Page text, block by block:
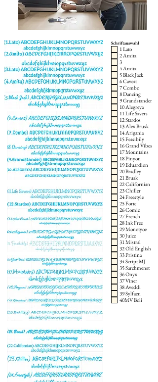
Schriftauswahl
1 Lato
2 Amita
3
4 Amita
5 Black Jack
6 Caveat
7 Combo
8 Dancing
9 Grandstander
10 Alegreya
11 Life Savers
12 Stardos
13 Alex Brusk
14 Arigania
15 Feasibily
16 Grand Vibes
17 Mountains
18 Pinyon
19 Eduardion
20 Bradley
21 Brusk
22 Californian
23 Chiller
24 Freestyle
25 Forte
26 Comic
27 French
28 Ink Free
29 Monotyoe
30 Juice
31 Mistral
32 Old English
33 Pristina
34 Script MJ
35 Sarchmenst
36 Onyx
37 Viner
38 Aveddi
39 Sylfaen
40MV Boli